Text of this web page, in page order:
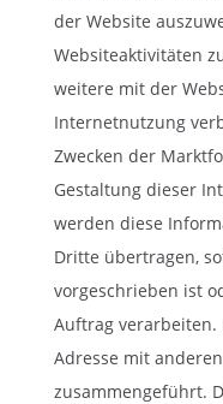
der Website
Websiteaktivitäten
weitere mit der
Internetnutzung
Zwecken der
Gestaltung dieser
werden diese
Dritte übertragen,
vorgeschrieben ist
Auftrag verarbeiten.
Adresse mit
zusammengeführt.